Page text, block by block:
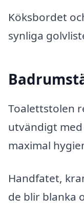
Köksbordet
synliga
Toalettstolen
utvändigt
maximal
Handfatet,
de blir blanka